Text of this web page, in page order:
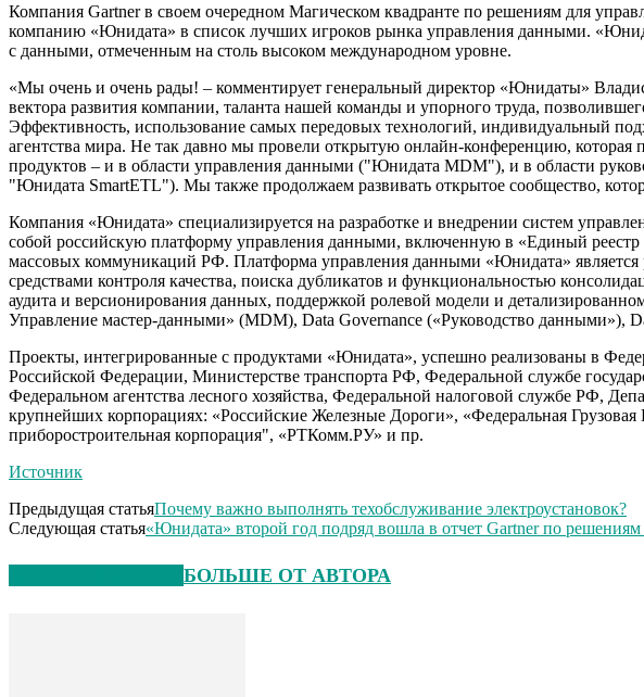
Компания Gartner в своем очередном Магическом квадранте по решениям для
компанию «Юнидата» в список лучших игроков рынка управления данными.
с данными, отмеченным на столь высоком международном уровне.
«Мы очень и очень рады! – комментирует генеральный директор «Юнидаты»
вектора развития компании, таланта нашей команды и упорного труда,
Эффективность, использование самых передовых технологий, индивидуальный
агентства мира. Не так давно мы провели открытую онлайн-конференцию,
продуктов – и в области управления данными ("Юнидата MDM"), и в области
"Юнидата SmartETL"). Мы также продолжаем развивать открытое сообщество,
Компания «Юнидата» специализируется на разработке и внедрении систем
собой российскую платформу управления данными, включенную в «Единый
массовых коммуникаций РФ. Платформа управления данными «Юнидата»
средствами контроля качества, поиска дубликатов и функциональностью
аудита и версионирования данных, поддержкой ролевой модели и
Управление мастер-данными» (MDM), Data Governance («Руководство
Проекты, интегрированные с продуктами «Юнидата», успешно реализованы в
Российской Федерации, Министерстве транспорта РФ, Федеральной службе
Федеральном агентства лесного хозяйства, Федеральной налоговой службе РФ,
крупнейших корпорациях: «Российские Железные Дороги», «Федеральная
приборостроительная корпорация", «РТКомм.РУ» и пр.
Источник
Предыдущая статьяПочему важно выполнять техобслуживание электроустановок?
Следующая статья«Юнидата» второй год подряд вошла в отчет Gartner по
БОЛЬШЕ ОТ АВТОРА